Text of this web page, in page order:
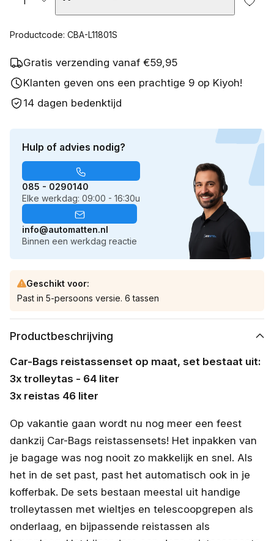
Geschikt voor:
Past in 5-persoons versie. 6 tassen
Productbeschrijving
Car-Bags reistassenset op maat, set bestaat uit:
3x trolleytas - 64 liter
3x reistas 46 liter
Op vakantie gaan wordt nu nog meer een feest
dankzij Car-Bags reistassensets! Het inpakken van
je bagage was nog nooit zo makkelijk en snel. Als
het in de set past, past het automatisch ook in je
kofferbak. De sets bestaan meestal uit handige
trolleytassen met wieltjes en telescoopgrepen als
onderlaag, en bijpassende reistassen als
Productcode: CBA-L11801S
Gratis verzending vanaf €59,95
Klanten geven ons een prachtige 9 op Kiyoh!
14 dagen bedenktijd
Hulp of advies nodig?
085 - 0290140
Elke werkdag: 09:00 - 16:30u
info@automatten.nl
Binnen een werkdag reactie